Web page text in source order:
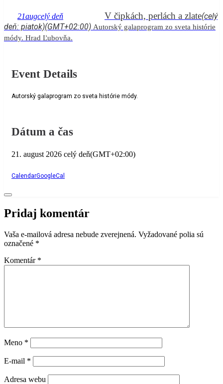
21augcelý deň V čipkách, perlách a zlate(celý
deň: piatok)(GMT+02:00) Autorský galaprogram zo sveta histórie
módy. Hrad Ľubovňa.
Event Details
Autorský galaprogram zo sveta histórie módy.
Dátum a čas
21. august 2026 celý deň(GMT+02:00)
CalendarGoogleCal
Pridaj komentár
Vaša e-mailová adresa nebude zverejnená. Vyžadované polia sú
označené *
Komentár *
Meno *
E-mail *
Adresa webu